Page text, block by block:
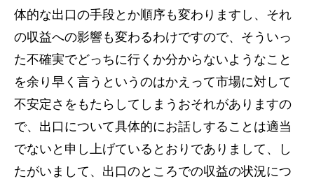
体的な出口の手段とか順序も変わりますし、それ
の収益への影響も変わるわけですので、そういっ
た不確実でどっちに行くか分からないようなこと
を余り早く言うというのはかえって市場に対して
不安定さをもたらしてしまうおそれがありますの
で、出口について具体的にお話しすることは適当
でないと申し上げているとおりでありまして、し
たがいまして、出口のところでの収益の状況につ